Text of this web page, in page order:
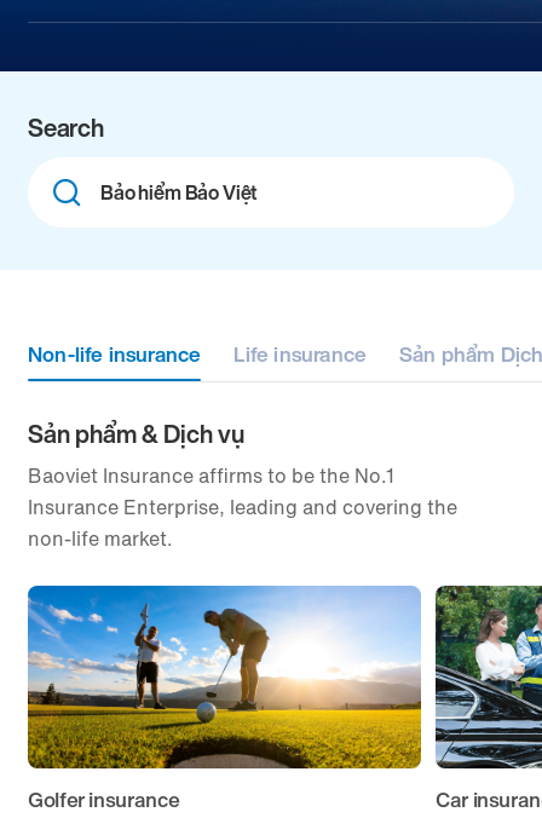
Search
fields
Non-life insurance Life insurance Sản phẩm
Sản phẩm & Dịch vụ
Baoviet Insurance affirms to be the No.1
Insurance Enterprise, leading and covering the
non-life market.
Golfer insurance Car